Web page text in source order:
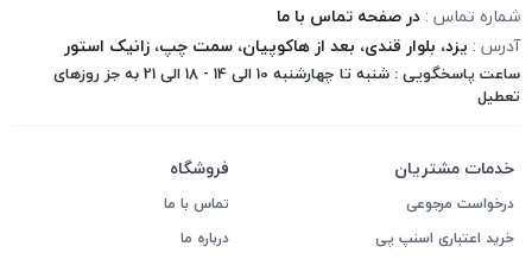
شماره تماس : در صفحه تماس با ما
آدرس : یزد، بلوار قندی، بعد از هاکوپیان، سمت چپ، زانیک استور
ساعت پاسخگویی : شنبه تا چهارشنبه 10 الی 14 - 18 الی 21 به جز روزهای
تعطیل
خدمات مشتریان
درخواست مرجوعی
خرید اعتباری اسنپ پی
فروشگاه
تماس با ما
درباره ما